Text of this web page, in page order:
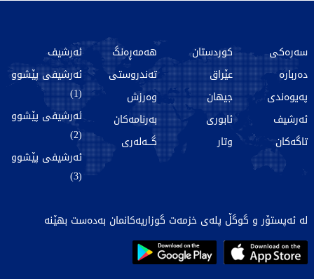
سەرەکی
دەربارە
پەیوەندی
ئەرشیف
تاگەکان
کوردستان
عێراق
جیهان
ئابوری
وتار
هەمەڕەنگ
تەندروستی
وەرزش
بەرنامەکان
گـــەلەری
ئەرشیف
ئەرشیفی پێشوو
(1)
ئەرشیفی پێشوو
(2)
ئەرشیفی پێشوو
(3)
لە ئەپستۆر و گوگڵ پلەی خزمەت گوزاریەکانمان بەدەست بهێنە